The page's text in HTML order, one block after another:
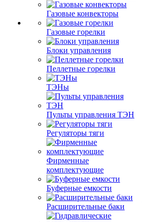
Газовые конвекторы
Газовые горелки
Блоки управления
Пеллетные горелки
ТЭНы
Пульты управления ТЭН
Регуляторы тяги
Фирменные
комплектующие
Буферные емкости
Расширительные баки